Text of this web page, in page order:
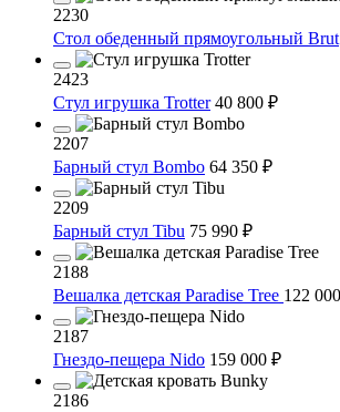
2230
Стол обеденный прямоугольный Brut
2423
Cтул игрушка Trotter 40 800 ₽
2207
Барный стул Bombo 64 350 ₽
2209
Барный стул Tibu 75 990 ₽
2188
Вешалка детская Paradise Tree 122
2187
Гнездо-пещера Nido 159 000 ₽
2186